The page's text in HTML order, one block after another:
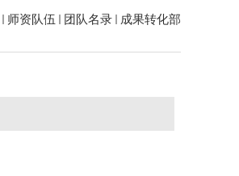
师资队伍 团队名录 成果转化部